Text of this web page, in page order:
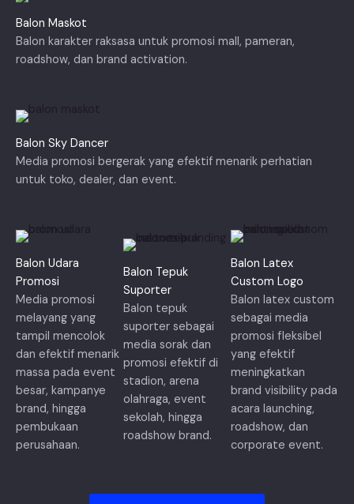
Balon Maskot
Balon karakter raksasa untuk promosi mall, pameran,
roadshow, dan brand activation.
Balon Sky Dancer
Media promosi bergerak yang efektif menarik perhatian
untuk toko, dealer, dan event.
Balon Udara
Promosi
Media promosi
melayang yang
tampil mencolok
dan efektif menarik
massa pada event
besar, kampanye
brand, hingga
pembukaan
perusahaan.
Balon Tepuk
Suporter
Balon tepuk
suporter sebagai
media sorak dan
promosi efektif di
stadion, arena
olahraga, event
sekolah, hingga
roadshow brand.
Balon Latex
Custom Logo
Balon latex custom
sebagai media
promosi fleksibel
yang efektif
meningkatkan
brand visibility pada
acara launching,
roadshow, dan
corporate event.